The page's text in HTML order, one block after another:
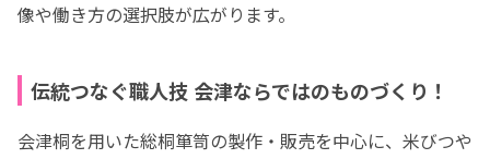
像や働き方の選択肢が広がります。
伝統つなぐ職人技 会津ならではのものづくり！
会津桐を用いた総桐箪笥の製作・販売を中心に、米びつや